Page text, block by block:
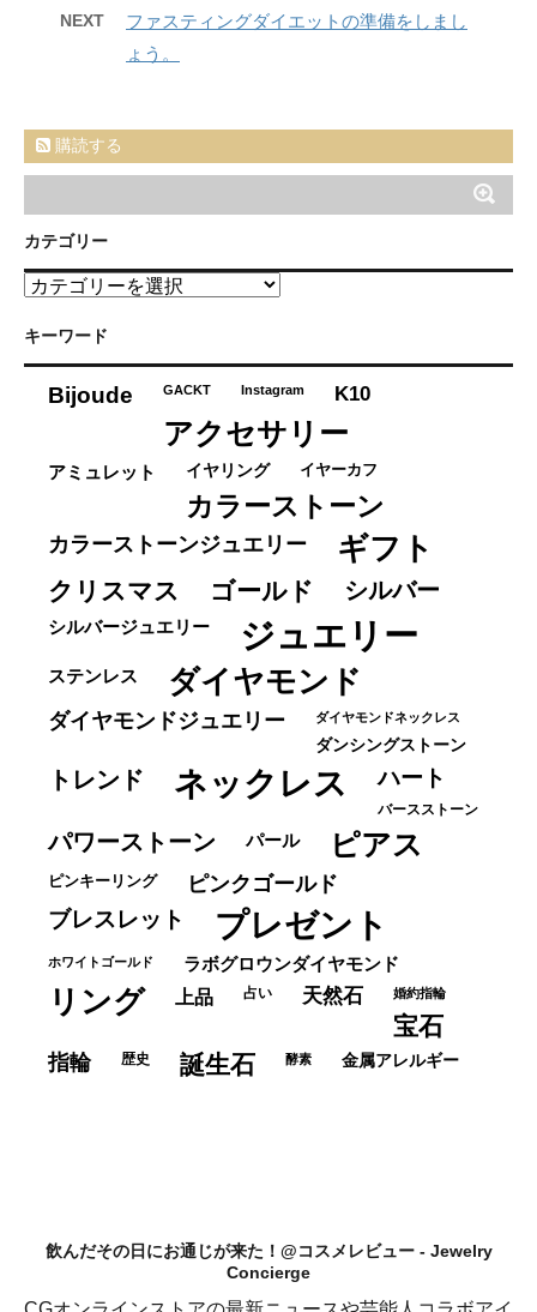
NEXT
ファスティングダイエットの準備をしまし
ょう。
購読する
カテゴリー
カ
ゴ
キーワード
Bijoude GACKT Instagram K10
アクセサリー
アミュレット イヤリング イヤーカフ
カラーストーン
カラーストーンジュエリー ギフト
クリスマス ゴールド シルバー
シルバージュエリー ジュエリー
ステンレス ダイヤモンド
ダイヤモンドジュエリー ダイヤモンドネックレス
ダンシングストーン
トレンド ネックレス ハート
バースストーン
パワーストーン パール ピアス
ピンキーリング ピンクゴールド
ブレスレット プレゼント
ホワイトゴールド ラボグロウンダイヤモンド
リング 上品 占い 天然石 婚約指輪
宝石
指輪 歴史 誕生石 酵素 金属アレルギー
飲んだその日にお通じが来た！@コスメレビュー - Jewelry
Concierge